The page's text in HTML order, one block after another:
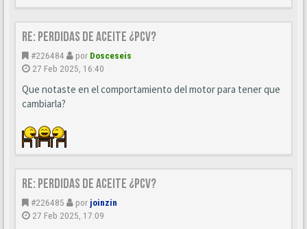
Re: perdidas de aceite ¿pcv?
#226484 por Dosceseis
27 Feb 2025, 16:40
Que notaste en el comportamiento del motor para tener que
cambiarla?
Re: perdidas de aceite ¿pcv?
#226485 por joinzin
27 Feb 2025, 17:09